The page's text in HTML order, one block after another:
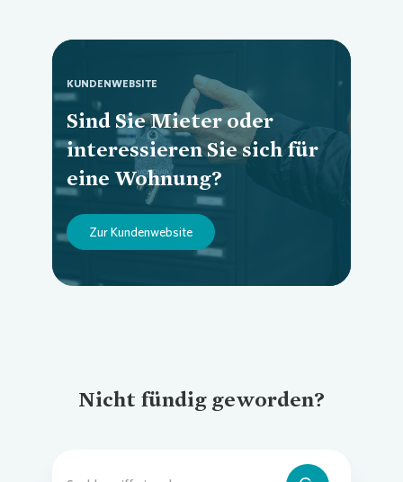
KUNDENWEBSITE
Sind Sie Mieter oder
interessieren Sie sich für
eine Wohnung?
Zur Kundenwebsite
Loading...
Nicht fündig geworden?